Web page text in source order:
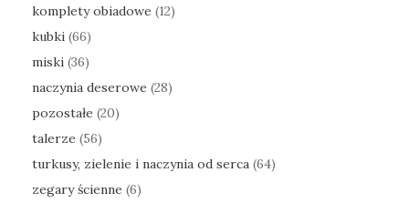
komplety obiadowe (12)
kubki (66)
miski (36)
naczynia deserowe (28)
pozostałe (20)
talerze (56)
turkusy, zielenie i naczynia od serca (64)
zegary ścienne (6)